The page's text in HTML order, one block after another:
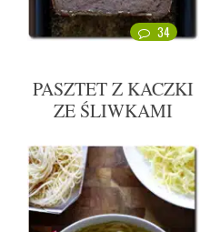
34
PASZTET Z KACZKI
ZE ŚLIWKAMI